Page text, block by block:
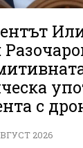
с
2026